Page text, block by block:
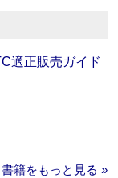
適正販売ガイド
書籍をもっと見る »